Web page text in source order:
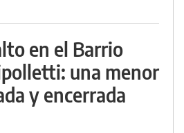
en el Barrio
una menor
y encerrada